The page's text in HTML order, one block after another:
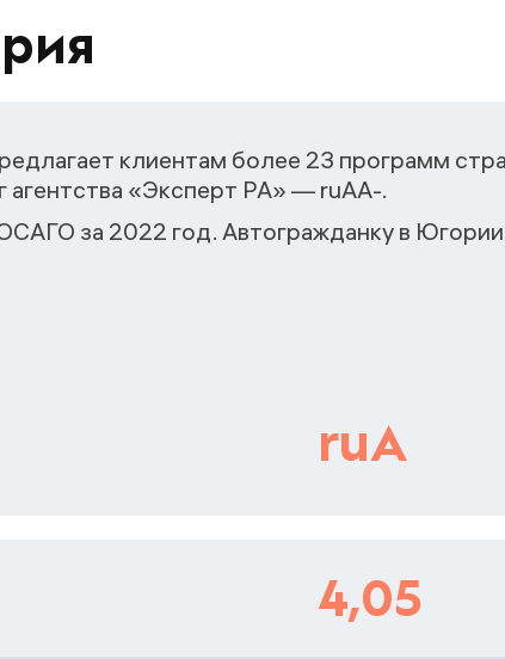
клиентам более 23 программ
агентства «Эксперт РА» — ruАA-.
за 2022 год. Автогражданку в
ruА
4,05